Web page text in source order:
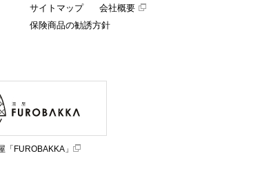
サイトマップ
会社概要
保険商品の勧誘方針
「FUROBAKKA」